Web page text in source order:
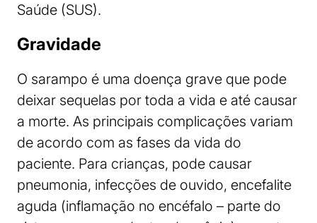
Saúde (SUS).
Gravidade
O sarampo é uma doença grave que pode
deixar sequelas por toda a vida e até causar
a morte. As principais complicações variam
de acordo com as fases da vida do
paciente. Para crianças, pode causar
pneumonia, infecções de ouvido, encefalite
aguda (inflamação no encéfalo – parte do